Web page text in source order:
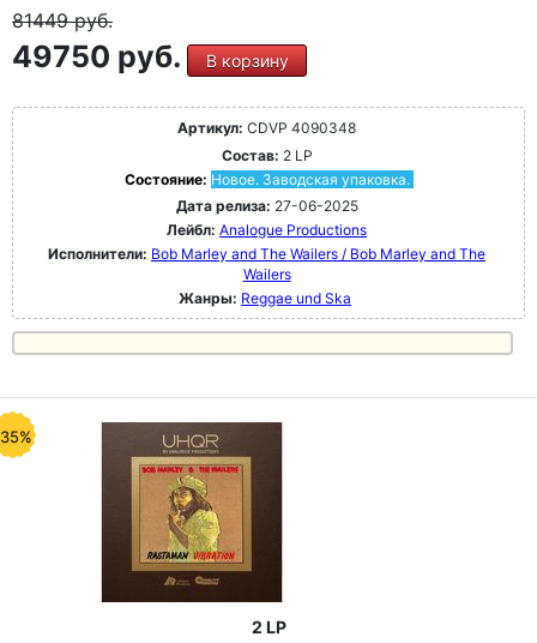
81449руб.
49750 руб. В корзину
Артикул: CDVP 4090348
Состав: 2 LP
Состояние: Новое. Заводская упаковка.
Дата релиза: 27-06-2025
Лейбл: Analogue Productions
Исполнители: Bob Marley and The Wailers / Bob Marley and The
Wailers
Жанры: Reggae und Ska
2 LP